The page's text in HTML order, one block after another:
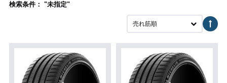
検索条件： "未指定"
売れ筋順